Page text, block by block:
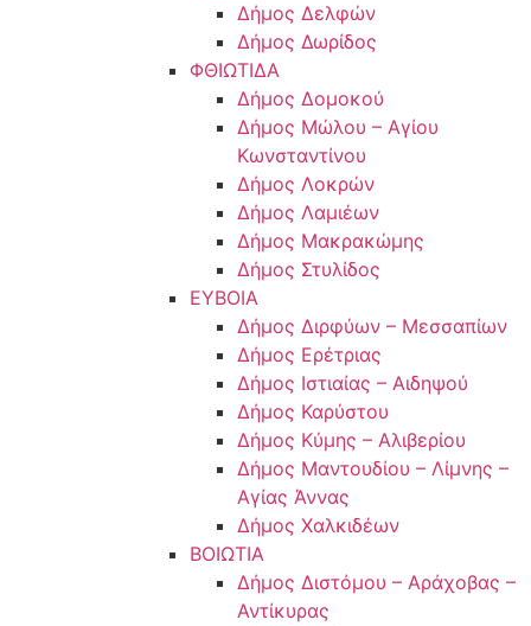
Δήμος Δελφών
Δήμος Δωρίδος
ΦΘΙΩΤΙΔΑ
Δήμος Δομοκού
Δήμος Μώλου – Αγίου
Κωνσταντίνου
Δήμος Λοκρών
Δήμος Λαμιέων
Δήμος Μακρακώμης
Δήμος Στυλίδος
ΕΥΒΟΙΑ
Δήμος Διρφύων – Μεσσαπίων
Δήμος Ερέτριας
Δήμος Ιστιαίας – Αιδηψού
Δήμος Καρύστου
Δήμος Κύμης – Αλιβερίου
Δήμος Μαντουδίου – Λίμνης –
Αγίας Άννας
Δήμος Χαλκιδέων
ΒΟΙΩΤΙΑ
Δήμος Διστόμου – Αράχοβας –
Αντίκυρας